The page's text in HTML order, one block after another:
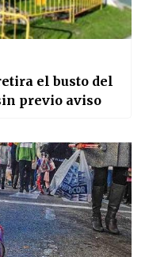
el busto del
previo aviso